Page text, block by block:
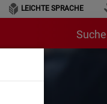
LEICHTE SPRACHE
Suche